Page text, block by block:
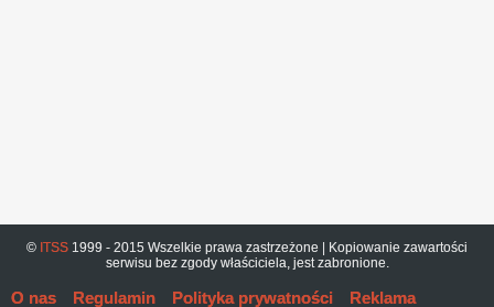
© ITSS 1999 - 2015 Wszelkie prawa zastrzeżone | Kopiowanie zawartości
serwisu bez zgody właściciela, jest zabronione.
O nas Regulamin Polityka prywatności Reklama